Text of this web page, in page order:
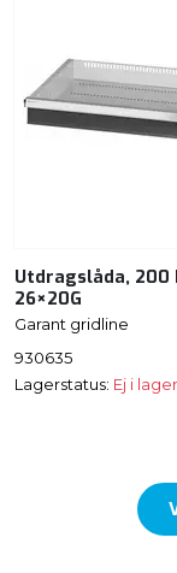
Utdragslåda, 200
26×20G
Garant gridline
930635
Lagerstatus: Ej i lager